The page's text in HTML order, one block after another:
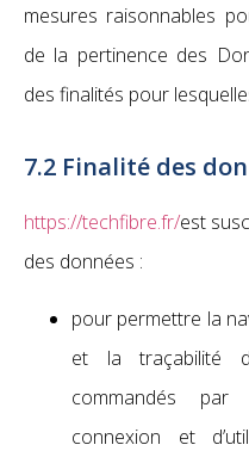
mesures raisonnables
de la pertinence des
des finalités pour
7.2 Finalité des
https://techfibre.fr/est
des données :
pour permettre la
et la traçabilité
commandés
connexion et